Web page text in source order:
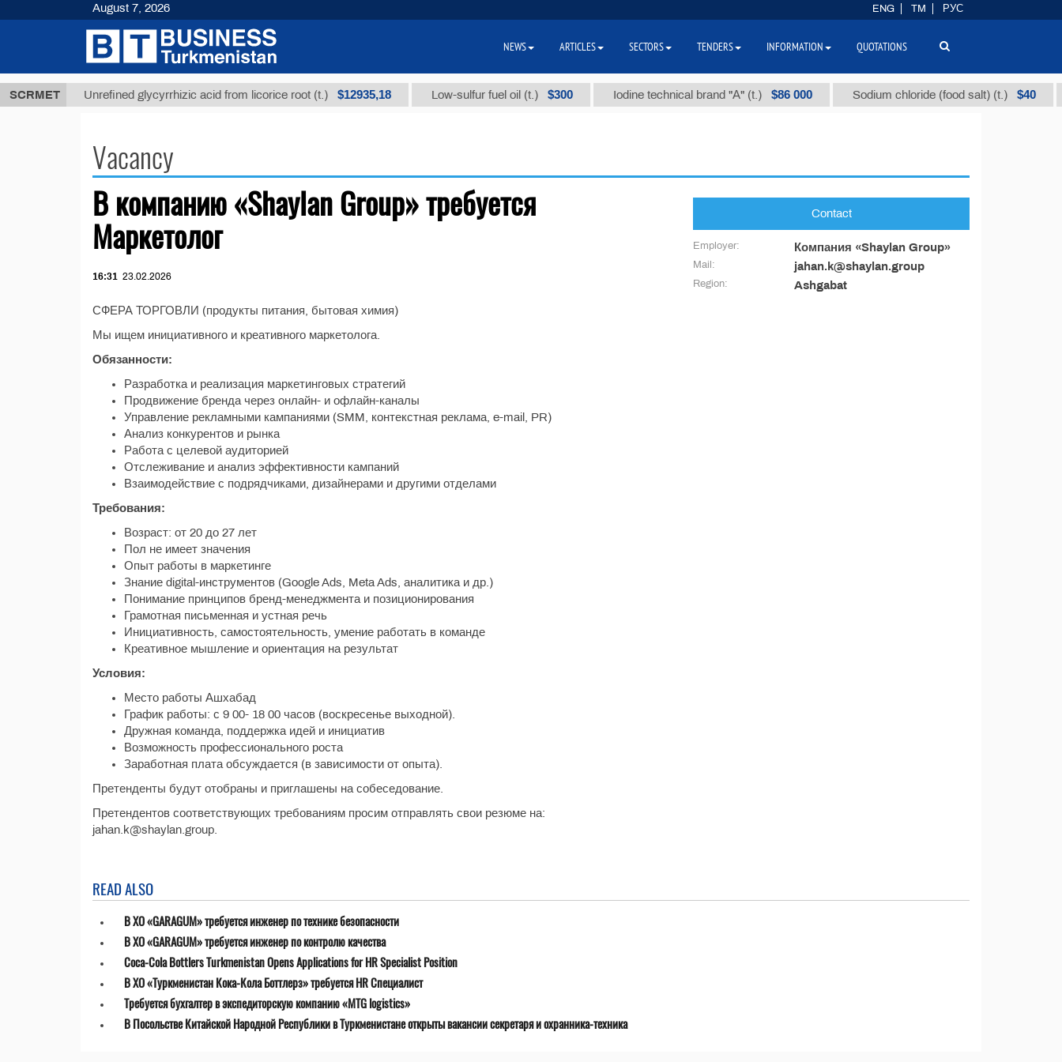
SCRMET
ТМТ Unrefined glycyrrhizic acid from licorice root (t.) $12935,18 Low-sulfur fuel oil (t.) $300 Iodine technical brand "А" (t.) $86 000 Sodium chloride (food salt) (t.) $40
Vacancy
В компанию «Shaylan Group» требуется
Маркетолог
16:31 23.02.2026
СФЕРА ТОРГОВЛИ (продукты питания, бытовая химия)
Мы ищем инициативного и креативного маркетолога.
Обязанности:
Разработка и реализация маркетинговых стратегий
Продвижение бренда через онлайн- и офлайн-каналы
Управление рекламными кампаниями (SMM, контекстная реклама, e-mail, PR)
Анализ конкурентов и рынка
Работа с целевой аудиторией
Отслеживание и анализ эффективности кампаний
Взаимодействие с подрядчиками, дизайнерами и другими отделами
Требования:
Возраст: от 20 до 27 лет
Пол не имеет значения
Опыт работы в маркетинге
Знание digital-инструментов (Google Ads, Meta Ads, аналитика и др.)
Понимание принципов бренд-менеджмента и позиционирования
Грамотная письменная и устная речь
Инициативность, самостоятельность, умение работать в команде
Креативное мышление и ориентация на результат
Условия:
Место работы Ашхабад
График работы: с 9 00- 18 00 часов (воскресенье выходной).
Дружная команда, поддержка идей и инициатив
Возможность профессионального роста
Заработная плата обсуждается (в зависимости от опыта).
Претенденты будут отобраны и приглашены на собеседование.
Претендентов соответствующих требованиям просим отправлять свои резюме на:
jahan.k@shaylan.group.
Contact
Employer: Компания «Shaylan Group»
Mail: jahan.k@shaylan.group
Region: Ashgabat
READ ALSO
В ХО «GARAGUM» требуется инженер по технике безопасности
В ХО «GARAGUM» требуется инженер по контролю качества
Coca-Cola Bottlers Turkmenistan Opens Applications for HR Specialist Position
В ХО «Туркменистан Кока-Кола Боттлерз» требуется HR Специалист
Требуется бухгалтер в экспедиторскую компанию «MTG logistics»
В Посольстве Китайской Народной Республики в Туркменистане открыты вакансии секретаря и охранника-техника
August 7, 2026 ENG TM РУС
NEWS ARTICLES SECTORS TENDERS INFORMATION QUOTATIONS